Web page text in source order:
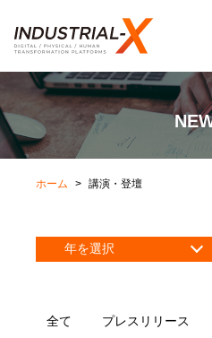
ホーム 講演・登壇
全て プレスリリース